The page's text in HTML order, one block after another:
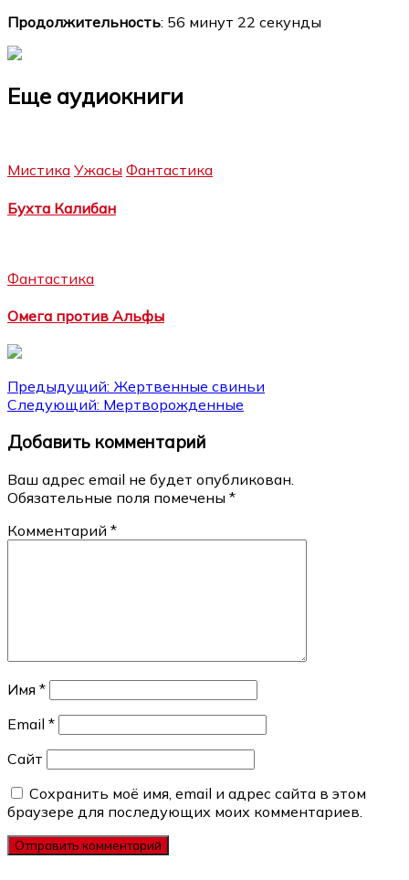
Продолжительность: 56 минут 22 секунды
Еще аудиокниги
Мистика Ужасы Фантастика
Бухта Калибан
Фантастика
Омега против Альфы
Навигация
по
записям
Предыдущий: Жертвенные свиньи
Следующий: Мертворожденные
Добавить комментарий
Ваш адрес email не будет опубликован.
Обязательные поля помечены *
Комментарий *
Имя *
Email *
Сайт
Сохранить моё имя, email и адрес сайта в этом
браузере для последующих моих комментариев.